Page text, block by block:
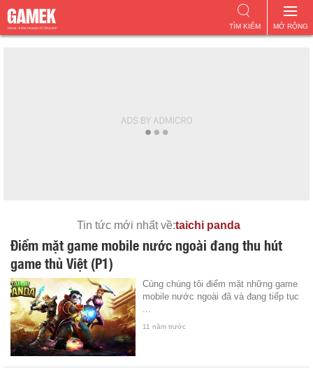
MỞ RỘNG
TÌM KIẾM
Tin tức mới nhất về:taichi panda
Điểm mặt game mobile nước ngoài đang thu hút
game thủ Việt (P1)
Cùng chúng tôi điểm mặt những game
mobile nước ngoài đã và đang tiếp tục
...
11 năm trước